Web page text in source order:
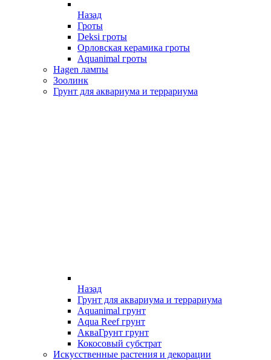
Назад
Гроты
Deksi гроты
Орловская керамика гроты
Aquanimal гроты
Hagen лампы
Зоолинк
Грунт для аквариума и террариума
Назад
Грунт для аквариума и террариума
Aquanimal грунт
Aqua Reef грунт
АкваГрунт грунт
Кокосовый субстрат
Искусственные растения и декорации